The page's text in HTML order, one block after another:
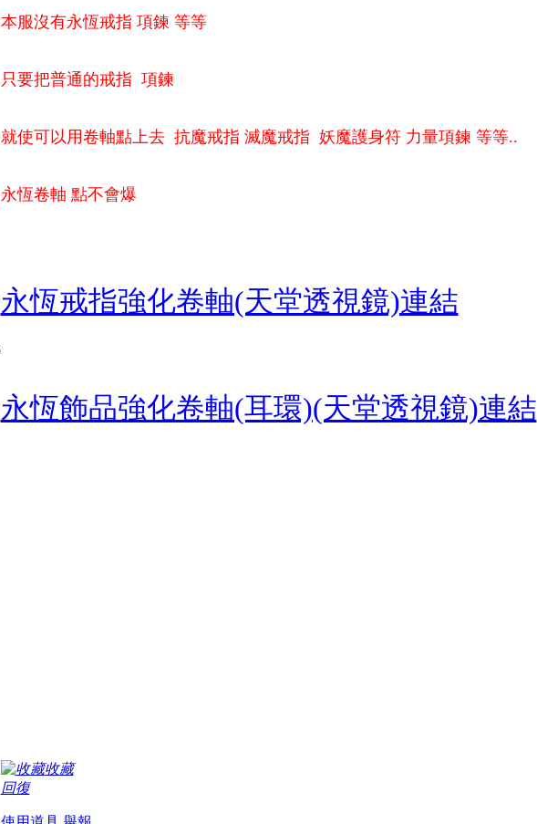
本服沒有永恆戒指 項鍊 等等
只要把普通的戒指 項鍊
就使可以用卷軸點上去 抗魔戒指 滅魔戒指 妖魔護身符 力量項鍊 等等..
永恆卷軸 點不會爆
永恆戒指強化卷軸(天堂透視鏡)連結
永恆飾品強化卷軸(耳環)(天堂透視鏡)連結
收藏
回復